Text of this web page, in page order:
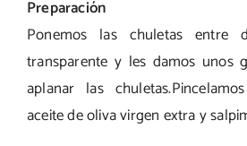
Preparación
Ponemos las chuletas
transparente y les damos unos
aplanar las
aceite de oliva virgen extra y